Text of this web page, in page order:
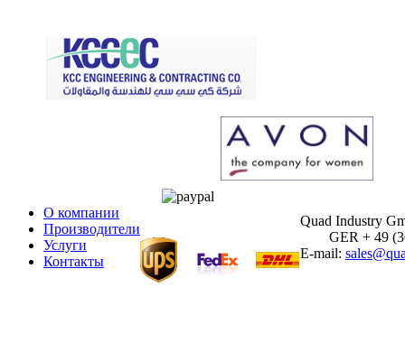
О компании
Производители
Услуги
Контакты
Quad Industry
GER + 49
E-mail: